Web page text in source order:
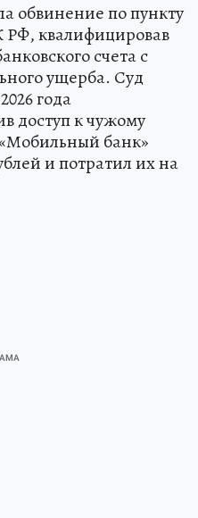
обвинение по пункту
РФ, квалифицировав
счета с
ущерба. Суд
года
доступ к чужому
банк»
и потратил их на